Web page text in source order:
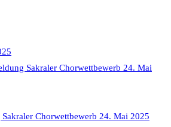
Sakraler Chorwettbewerb 24. Mai
Chorwettbewerb 24. Mai 2025